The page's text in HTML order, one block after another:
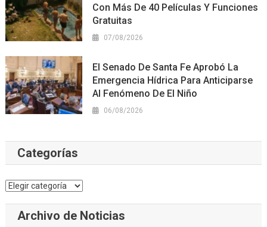
Con Más De 40 Películas Y Funciones
Gratuitas
07/08/2026
El Senado De Santa Fe Aprobó La
Emergencia Hídrica Para Anticiparse
Al Fenómeno De El Niño
06/08/2026
Categorías
Categorías
Archivo de Noticias